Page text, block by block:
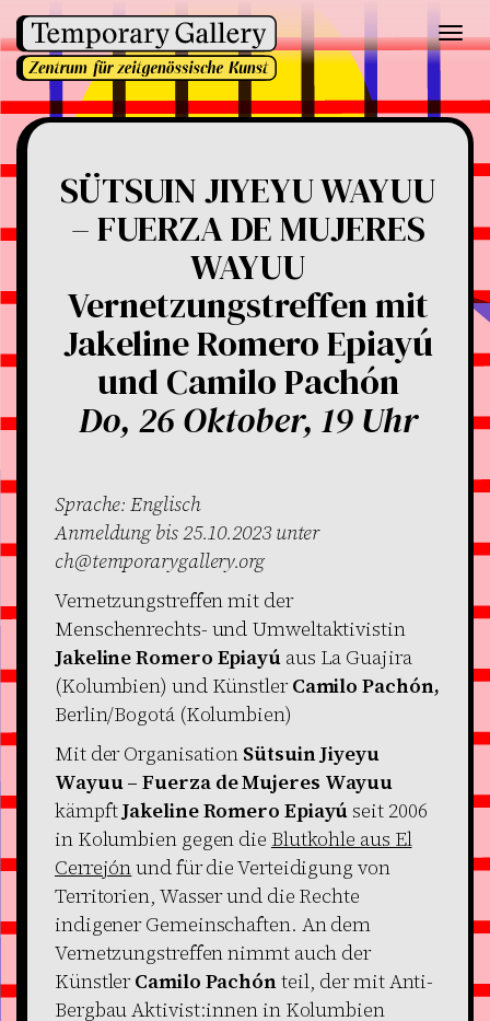
SÜTSUIN JIYEYU WAYUU
– FUERZA DE MUJERES
WAYUU
Vernetzungstreffen mit
Jakeline Romero Epiayú
und Camilo Pachón
Do, 26 Oktober, 19 Uhr
Sprache: Englisch
Anmeldung bis 25.10.2023 unter
ch@temporarygallery.org
Vernetzungstreffen mit der
Menschenrechts- und Umweltaktivistin
Jakeline Romero Epiayú aus La Guajira
(Kolumbien) und KünstlerCamilo Pachón,
Berlin/Bogotá (Kolumbien)
Mit der Organisation Sütsuin Jiyeyu
Wayuu – Fuerza de Mujeres Wayuu
kämpftJakeline Romero Epiayú seit 2006
in Kolumbien gegen die Blutkohle aus El
Cerrejónund für die Verteidigung von
Territorien, Wasser und die Rechte
indigener Gemeinschaften. An dem
Vernetzungstreffen nimmt auch der
KünstlerCamilo Pachónteil, der mit Anti-
Bergbau Aktivist:innen in Kolumbien